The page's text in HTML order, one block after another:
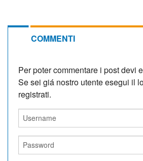
COMMENTI
Per poter commentare i post devi
Se sei giá nostro utente esegui il
registrati.